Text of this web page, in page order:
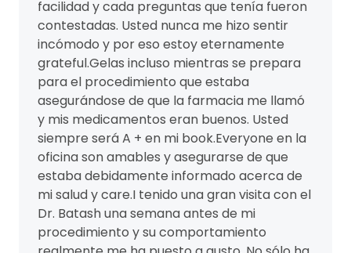
facilidad y cada preguntas que tenía fueron
contestadas. Usted nunca me hizo sentir
incómodo y por eso estoy eternamente
grateful.Gelas incluso mientras se prepara
para el procedimiento que estaba
asegurándose de que la farmacia me llamó
y mis medicamentos eran buenos. Usted
siempre será A + en mi book.Everyone en la
oficina son amables y asegurarse de que
estaba debidamente informado acerca de
mi salud y care.I tenido una gran visita con el
Dr. Batash una semana antes de mi
procedimiento y su comportamiento